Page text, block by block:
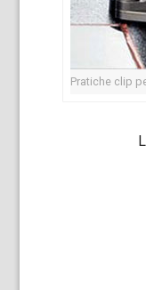
Pratiche clip